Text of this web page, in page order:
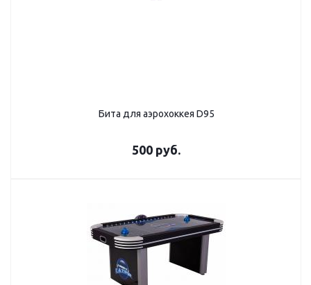
Бита для аэрохоккея D95
500 руб.